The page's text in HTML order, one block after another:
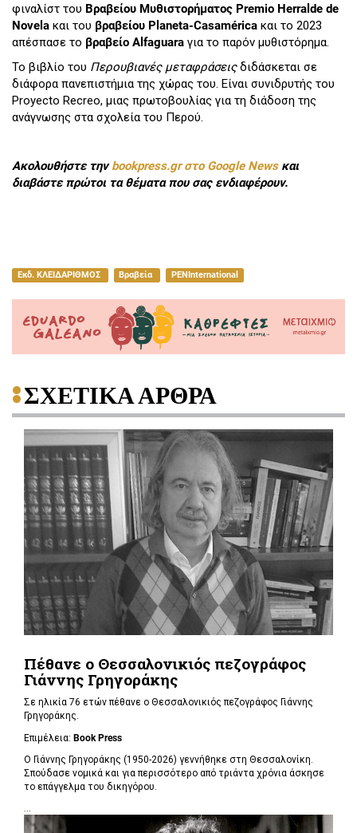
φιναλίστ του Βραβείου Μυθιστορήματος Premio Herralde de
Novela και του βραβείου Planeta-Casamérica και το 2023
απέσπασε το βραβείο Alfaguara για το παρόν μυθιστόρημα.
Το βιβλίο του Περουβιανές μεταφράσειςδιδάσκεται σε
διάφορα πανεπιστήμια της χώρας του. Είναι συνιδρυτής του
Proyecto Recreo, μιας πρωτοβουλίας για τη διάδοση της
ανάγνωσης στα σχολεία του Περού.
Ακολουθήστε τηνbookpress.gr στο Google Newsκαι
διαβάστε πρώτοι τα θέματα που σας ενδιαφέρουν.
Εκδ. ΚΛΕΙΔΑΡΙΘΜΟΣ Βραβεία PENInternational
ΣΧΕΤΙΚΑ ΑΡΘΡΑ
Πέθανε ο Θεσσαλονικιός πεζογράφος
Γιάννης Γρηγοράκης
Σε ηλικία 76 ετών πέθανε ο Θεσσαλονικιός πεζογράφος Γιάννης
Γρηγοράκης.
Επιμέλεια: Book Press
Ο Γιάννης Γρηγοράκης (1950-2026) γεννήθηκε στη Θεσσαλονίκη.
Σπούδασε νομικά και για περισσότερο από τριάντα χρόνια άσκησε
το επάγγελμα του δικηγόρου.
...